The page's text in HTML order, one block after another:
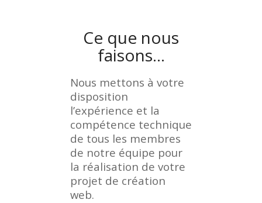
Ce que nous
faisons…
Nous mettons à votre
disposition
l’expérience et la
compétence technique
de tous les membres
de notre équipe pour
la réalisation de votre
projet de création
web.